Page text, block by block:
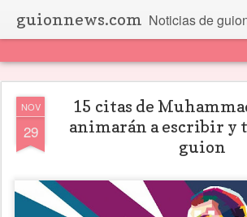
guionnews.com Noticias de guion de todo
NOV
29
15 citas de
animarán a escribir
guion